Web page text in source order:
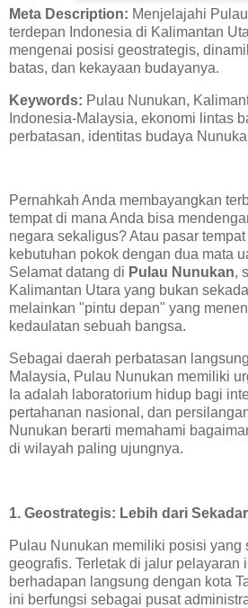
Meta Description: Menjelajahi
terdepan Indonesia di Kalimantan
mengenai posisi geostrategis,
batas, dan kekayaan budayanya.
Keywords: Pulau Nunukan,
Indonesia-Malaysia, ekonomi lintas
perbatasan, identitas budaya
Pernahkah Anda membayangkan
tempat di mana Anda bisa
negara sekaligus? Atau pasar
kebutuhan pokok dengan dua mata
Selamat datang di Pulau Nunukan,
Kalimantan Utara yang bukan
melainkan "pintu depan" yang
kedaulatan sebuah bangsa.
Sebagai daerah perbatasan
Malaysia, Pulau Nunukan memiliki
Ia adalah laboratorium hidup bagi
pertahanan nasional, dan
Nunukan berarti memahami
di wilayah paling ujungnya.
1. Geostrategis: Lebih dari
Pulau Nunukan memiliki posisi yang
geografis. Terletak di jalur pelayaran
berhadapan langsung dengan kota
ini berfungsi sebagai pusat